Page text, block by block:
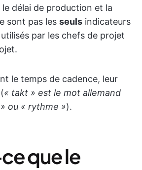
délai de production et la
sont pas les seuls indicateurs
utilisés par les chefs de projet
le temps de cadence, leur
« takt » est le mot allemand
ou « rythme »).
que le